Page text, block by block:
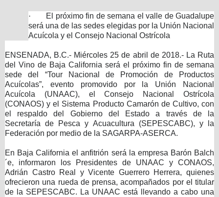
·
El próximo fin de semana el valle de Guadalupe
será una de las sedes elegidas por la Unión Nacional
Acuícola y el Consejo Nacional Ostrícola
ENSENADA, B.C.- Miércoles 25 de abril de 2018.- La Ruta
del Vino de Baja California será el próximo fin de semana
sede del “Tour Nacional de Promoción de Productos
Acuícolas”, evento promovido por la Unión Nacional
Acuícola (UNAAC), el Consejo Nacional Ostrícola
(CONAOS) y el Sistema Producto Camarón de Cultivo, con
el respaldo del Gobierno del Estado a través de la
Secretaría de Pesca y Acuacultura (SEPESCABC), y la
Federación por medio de la SAGARPA-ASERCA.
En Baja California el anfitrión será la empresa Barón Balch
´e, informaron los Presidentes de UNAAC y CONAOS,
Adrián Castro Real y Vicente Guerrero Herrera, quienes
ofrecieron una rueda de prensa, acompañados por el titular
de la SEPESCABC. La UNAAC está llevando a cabo una